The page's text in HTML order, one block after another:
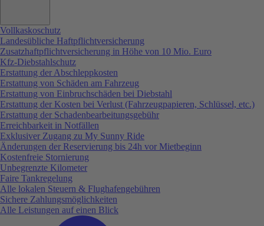
Vollkaskoschutz
Landesübliche Haftpflichtversicherung
Zusatzhaftpflichtversicherung in Höhe von 10 Mio. Euro
Kfz-Diebstahlschutz
Erstattung der Abschleppkosten
Erstattung von Schäden am Fahrzeug
Erstattung von Einbruchschäden bei Diebstahl
Erstattung der Kosten bei Verlust (Fahrzeugpapieren, Schlüssel, etc.)
Erstattung der Schadenbearbeitungsgebühr
Erreichbarkeit in Notfällen
Exklusiver Zugang zu My Sunny Ride
Änderungen der Reservierung bis 24h vor Mietbeginn
Kostenfreie Stornierung
Unbegrenzte Kilometer
Faire Tankregelung
Alle lokalen Steuern & Flughafengebühren
Sichere Zahlungsmöglichkeiten
Alle Leistungen auf einen Blick